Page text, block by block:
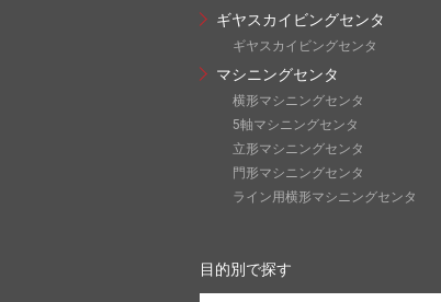
ギヤスカイビングセンタ
ギヤスカイビングセンタ
マシニングセンタ
横形マシニングセンタ
5軸マシニングセンタ
立形マシニングセンタ
門形マシニングセンタ
ライン用横形マシニングセンタ
目的別で探す